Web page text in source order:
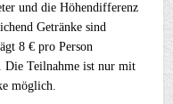
und die Höhendifferenz
Getränke sind
8 € pro Person
Die Teilnahme ist nur mit
möglich.